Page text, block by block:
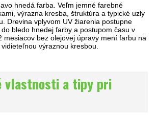
hnedá farba. Veľm jemné farebné
výrazna kresba, štruktúra a typické uzly
Drevina vplyvom UV žiarenia postupne
bledo hnedej farby a postupom času v
mesiacov bez olejovej úpravy mení farbu na
výraznou kresbou.
vlastnosti a tipy pri